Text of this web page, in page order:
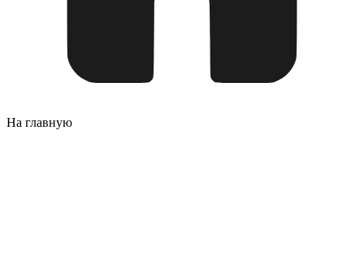
На главную